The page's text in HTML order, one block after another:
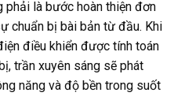
phải là bước hoàn thiện đơn
chuẩn bị bài bản từ đầu. Khi
điều khiển được tính toán
trần xuyên sáng sẽ phát
năng và độ bền trong suốt